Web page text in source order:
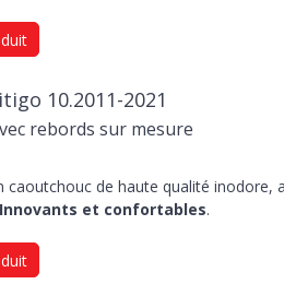
10.2011-2021
rebords sur mesure
caoutchouc de haute qualité inodore,
Innovants et confortables.